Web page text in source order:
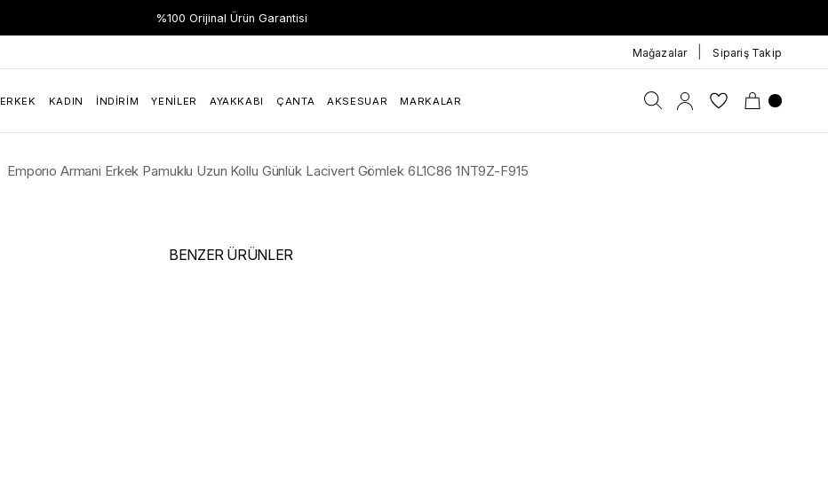
%100 Orijinal Ürün Garantisi
Hızlı Teslimat
Mağazalar Sipariş Takip
ERKEK KADIN İNDIRIM YENILER AYAKKABI ÇANTA AKSESUAR MARKALAR
Emporıo Armani Erkek Pamuklu Uzun Kollu Günlük Lacivert Gömlek 6L1C86 1NT9Z-F915
BENZER ÜRÜNLER